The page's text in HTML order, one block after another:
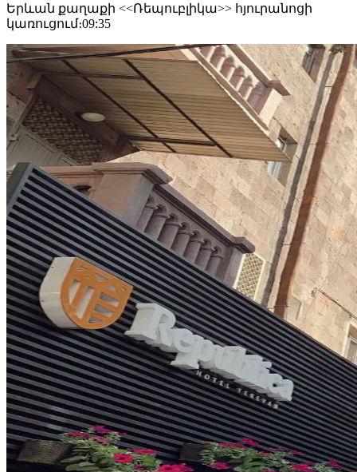
Երևան քաղաքի <<Ռեպուբլիկա>> հյուրանոցի
կառուցում։09:35